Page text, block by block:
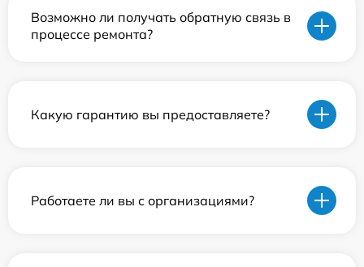
Возможно ли получать обратную связь в
процессе ремонта?
Какую гарантию вы предоставляете?
Работаете ли вы с организациями?